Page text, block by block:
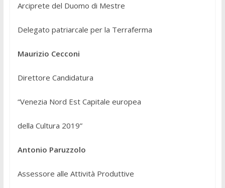
Arciprete del Duomo di Mestre
Delegato patriarcale per la Terraferma
Maurizio Cecconi
Direttore Candidatura
“Venezia Nord Est Capitale europea
della Cultura 2019”
Antonio Paruzzolo
Assessore alle Attività Produttive